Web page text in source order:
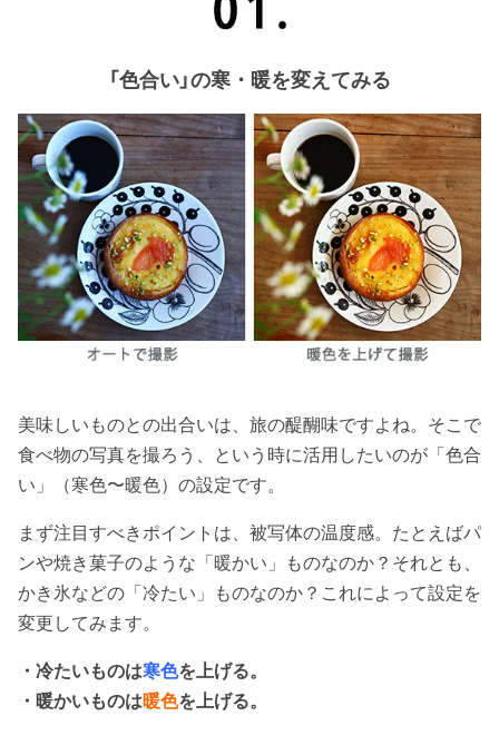
「色合い」の寒・暖を変えてみる
美味しいものとの出合いは、旅の醍醐味ですよね。そこで
食べ物の写真を撮ろう、という時に活用したいのが「色合
い」（寒色〜暖色）の設定です。
まず注目すべきポイントは、被写体の温度感。たとえばパ
ンや焼き菓子のような「暖かい」ものなのか？それとも、
かき氷などの「冷たい」ものなのか？これによって設定を
変更してみます。
・冷たいものは寒色を上げる。
・暖かいものは暖色を上げる。